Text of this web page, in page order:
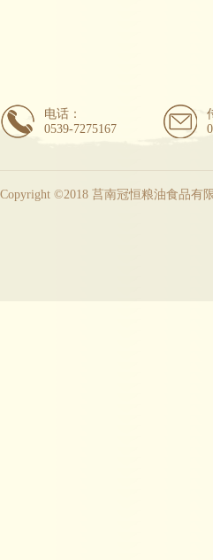
电话：
0539-7275167
Copyright ©2018 莒南冠恒粮油食品有